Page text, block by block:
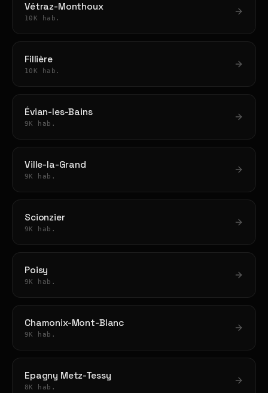
Vétraz-Monthoux
10K hab.
Fillière
10K hab.
Évian-les-Bains
9K hab.
Ville-la-Grand
9K hab.
Scionzier
9K hab.
Poisy
9K hab.
Chamonix-Mont-Blanc
9K hab.
Epagny Metz-Tessy
8K hab.